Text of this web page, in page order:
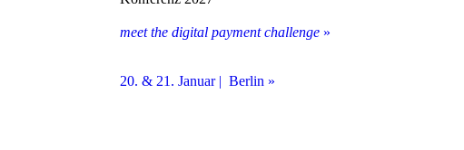
meet the digital payment challenge »
20. & 21. Januar | Berlin »